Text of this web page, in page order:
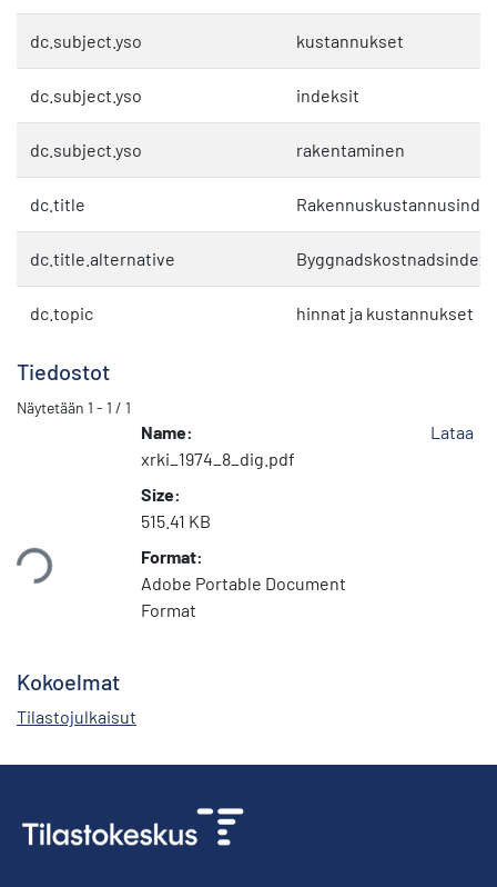
dc.subject.yso kustannukset
dc.subject.yso indeksit
dc.subject.yso rakentaminen
dc.title
dc.title.alternative Byggnadskostnadsindex
dc.topic hinnat ja kustannukset
Tiedostot
Näytetään 1 - 1 / 1
Name:
xrki_1974_8_dig.pdf
Size:
515.41 KB
Format:
Adobe Portable Document
Format
Lataa
Kokoelmat
Tilastojulkaisut